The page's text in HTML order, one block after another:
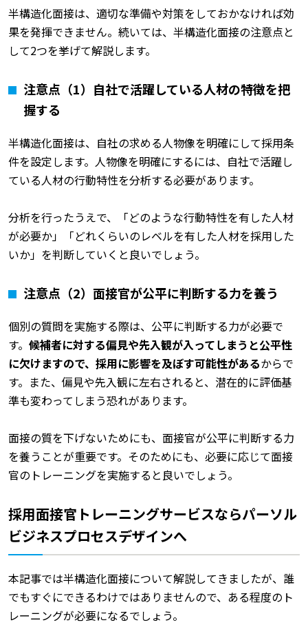
半構造化面接は、適切な準備や対策をしておかなければ効
果を発揮できません。続いては、半構造化面接の注意点と
して2つを挙げて解説します。
注意点（1）自社で活躍している人材の特徴を把
握する
半構造化面接は、自社の求める人物像を明確にして採用条
件を設定します。人物像を明確にするには、自社で活躍し
ている人材の行動特性を分析する必要があります。
分析を行ったうえで、「どのような行動特性を有した人材
が必要か」「どれくらいのレベルを有した人材を採用した
いか」を判断していくと良いでしょう。
注意点（2）面接官が公平に判断する力を養う
個別の質問を実施する際は、公平に判断する力が必要で
す。 候補者に対する偏見や先入観が入ってしまうと公平性
に欠けますので、採用に影響を及ぼす可能性があるからで
す。また、偏見や先入観に左右されると、潜在的に評価基
準も変わってしまう恐れがあります。
面接の質を下げないためにも、面接官が公平に判断する力
を養うことが重要です。そのためにも、必要に応じて面接
官のトレーニングを実施すると良いでしょう。
採用面接官トレーニングサービスならパーソル
ビジネスプロセスデザインへ
本記事では半構造化面接について解説してきましたが、誰
でもすぐにできるわけではありませんので、ある程度のト
レーニングが必要になるでしょう。